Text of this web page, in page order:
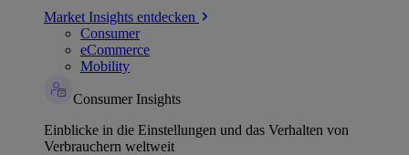
Market Insights entdecken
Consumer
eCommerce
Mobility
Consumer Insights
Einblicke in die Einstellungen und das Verhalten von
Verbrauchern weltweit